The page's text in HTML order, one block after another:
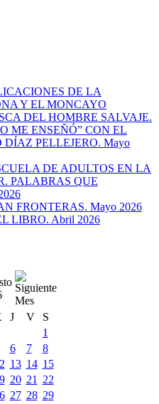
DE LA
Y EL MONCAYO
DEL HOMBRE SALVAJE.
ME ENSEÑÓ” CON EL
PELLEJERO. Mayo
DE ADULTOS EN LA
PALABRAS QUE
FRONTERAS. Mayo 2026
LIBRO. Abril 2026
J V
S
1
6 7
8
13 14 15
20 21
22
27 28 29